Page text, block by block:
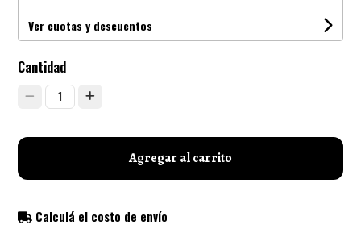
Ver cuotas y descuentos
Cantidad
1
Agregar al carrito
Calculá el costo de envío